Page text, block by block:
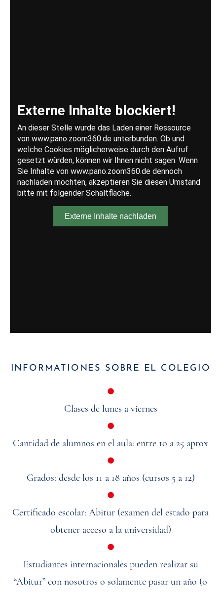
INFORMATIONES SOBRE EL COLEGIO
●
Clases de lunes a viernes
●
Cantidad de alumnos en el aula: entre 10 a 25 aprox
●
Grados: desde los 11 a 18 años (cursos 5 a 12)
●
Certificado escolar: Abitur (examen del estado para
obtener acceso a la universidad)
●
Estudiantes internacionales pueden realizar su
“Abitur” con nosotros o solamente pasar un año (o